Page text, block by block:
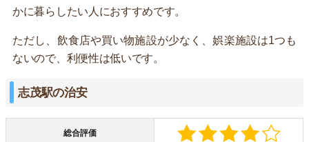
かに暮らしたい人におすすめです。
ただし、飲食店や買い物施設が少なく、娯楽施設は1つも
ないので、利便性は低いです。
志茂駅の治安
総合評価